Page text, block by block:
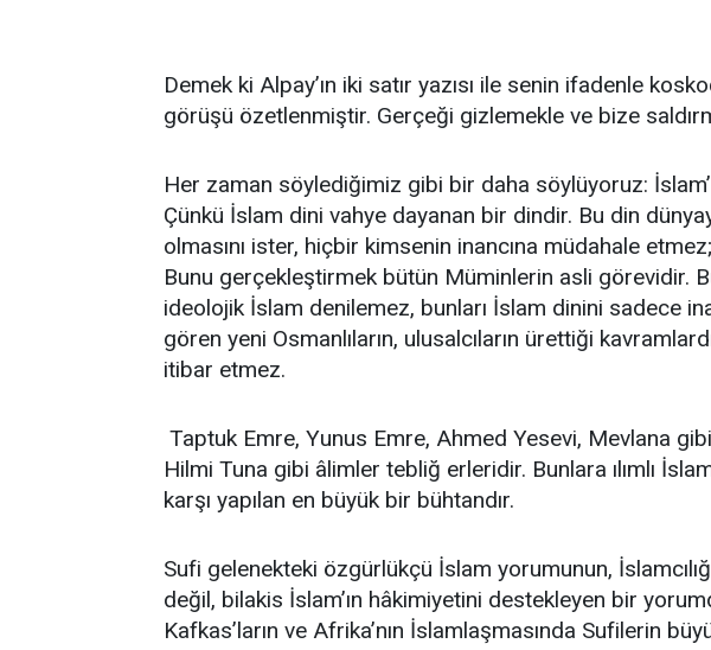
Demek ki Alpay’ın iki satır yazısı ile senin ifadenle
görüşü özetlenmiştir. Gerçeği gizlemekle ve bize
Her zaman söylediğimiz gibi bir daha söylüyoruz:
Çünkü İslam dini vahye dayanan bir dindir. Bu din
olmasını ister, hiçbir kimsenin inancına müdahale
Bunu gerçekleştirmek bütün Müminlerin asli görevidir.
ideolojik İslam denilemez, bunları İslam dinini sadece
gören yeni Osmanlıların, ulusalcıların ürettiği
itibar etmez.
Taptuk Emre, Yunus Emre, Ahmed Yesevi, Mevlana
Hilmi Tuna gibi âlimler tebliğ erleridir. Bunlara ılımlı
karşı yapılan en büyük bir bühtandır.
Sufi gelenekteki özgürlükçü İslam yorumunun,
değil, bilakis İslam’ın hâkimiyetini destekleyen bir
Kafkas’ların ve Afrika’nın İslamlaşmasında Sufilerin